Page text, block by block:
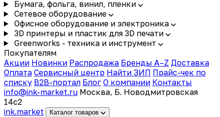
Бумага, фольга, винил, пленки
Сетевое оборудование
Офисное оборудование и электроника
3D принтеры и пластик для 3D печати
Greenworks - техника и инструмент
Покупателям
Акции Новинки Распродажа Бренды A–Z Доставка
Оплата Сервисный центр Найти ЗИП Прайс-чек по
списку B2B-портал Блог О компании Контакты
info@ink-market.ru Москва, Б. Новодмитровская
14с2
ink.market Каталог товаров